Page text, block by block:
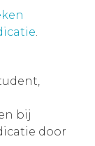
.
bij
door